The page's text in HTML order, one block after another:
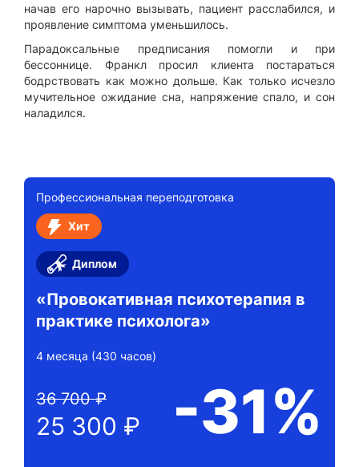
начав его нарочно вызывать, пациент расслабился, и
проявление симптома уменьшилось.
Парадоксальные предписания помогли и при
бессоннице. Франкл просил клиента постараться
бодрствовать как можно дольше. Как только исчезло
мучительное ожидание сна, напряжение спало, и сон
наладился.
Профессиональная переподготовка
Хит
Диплом
«Провокативная психотерапия в
практике психолога»
4 месяца (430 часов)
25 300 ₽
36 700 ₽ -31%